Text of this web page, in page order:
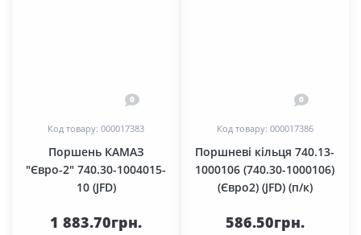
0
Код товару: 000017383
Поршень КАМАЗ
"Євро-2" 740.30-1004015-
10 (JFD)
1 883.70грн.
0
Код товару: 000017386
Поршневі кільця 740.13-
1000106 (740.30-1000106)
(Євро2) (JFD) (п/к)
586.50грн.